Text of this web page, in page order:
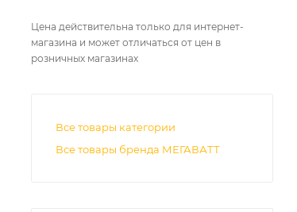
Цена действительна только для интернет-
магазина и может отличаться от цен в
розничных магазинах
Все товары категории
Все товары бренда МЕГАВАТТ